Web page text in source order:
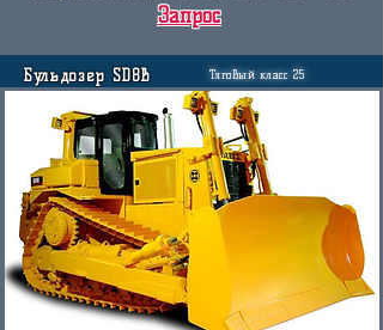
Запрос
Бульдозер SD8B Тяговый класс 25